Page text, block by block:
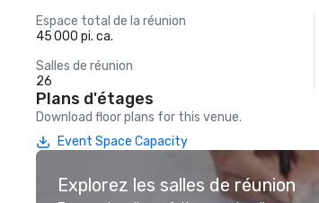
Espace total de la réunion
45 000 pi. ca.
Salles de réunion
26
Plans d'étages
Download floor plans for this venue.
Event Space Capacity
Explorez les salles de réunion